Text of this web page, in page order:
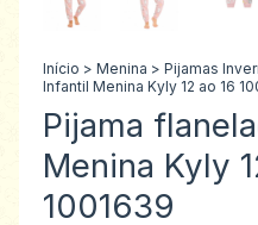
Início > Menina > Pijamas
Infantil Menina Kyly 12 ao 16
Pijama
Menina Kyly
1001639